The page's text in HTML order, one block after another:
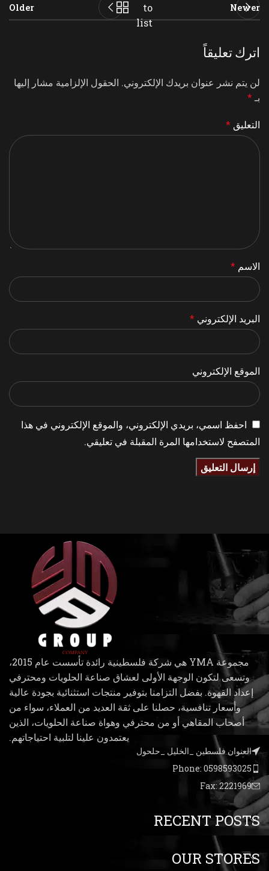
Newer
to
list
Older
اترك تعليقاً
لن يتم نشر عنوان بريدك الإلكتروني. الحقول الإلزامية مشار إليها
بـ *
التعليق *
الاسم *
البريد الإلكتروني *
الموقع الإلكتروني
احفظ اسمي، بريدي الإلكتروني، والموقع الإلكتروني في هذا
المتصفح لاستخدامها المرة المقبلة في تعليقي.
مجموعة YMA هي شركة فلسطينية رائدة تأسست عام 2015،
وتسعى لتكون الوجهة الأولى لعشاق صناعة الحلويات ومحترفي
إعداد القهوة. بفضل التزامنا بتوفير منتجات استثنائية بجودة عالية
وأسعار تنافسية، حصلنا على ثقة العديد من العملاء، سواء من
أصحاب المقاهي أو من محترفي وهواة صناعة الحلويات، الذين
يعتمدون علينا لتلبية احتياجاتهم.
العنوان فلسطين _الخليل _حلحول
Phone: 0598593025
Fax: 2221969
RECENT POSTS
OUR STORES